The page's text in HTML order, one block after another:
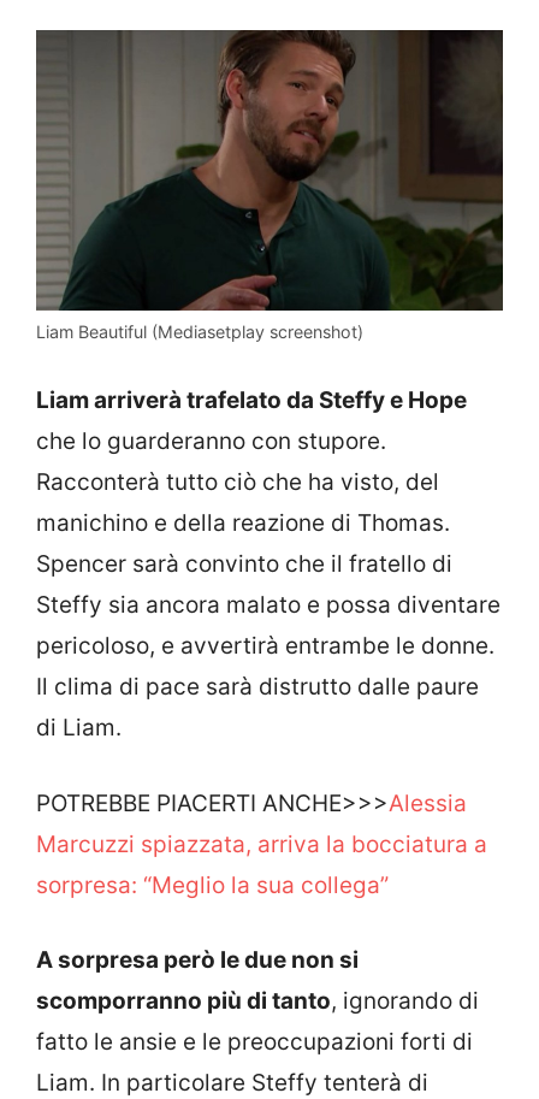
Liam Beautiful (Mediasetplay screenshot)
Liam arriverà trafelato da Steffy e Hope
che lo guarderanno con stupore.
Racconterà tutto ciò che ha visto, del
manichino e della reazione di Thomas.
Spencer sarà convinto che il fratello di
Steffy sia ancora malato e possa diventare
pericoloso, e avvertirà entrambe le donne.
Il clima di pace sarà distrutto dalle paure
di Liam.
POTREBBE PIACERTI ANCHE>>>Alessia
Marcuzzi spiazzata, arriva la bocciatura a
sorpresa: “Meglio la sua collega”
A sorpresa però le due non si
scomporranno più di tanto, ignorando di
fatto le ansie e le preoccupazioni forti di
Liam. In particolare Steffy tenterà di